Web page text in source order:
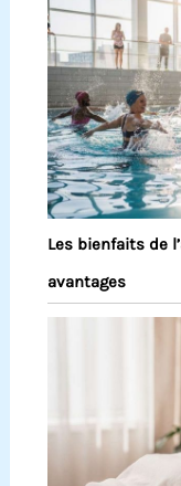
Les bienfaits de
avantages